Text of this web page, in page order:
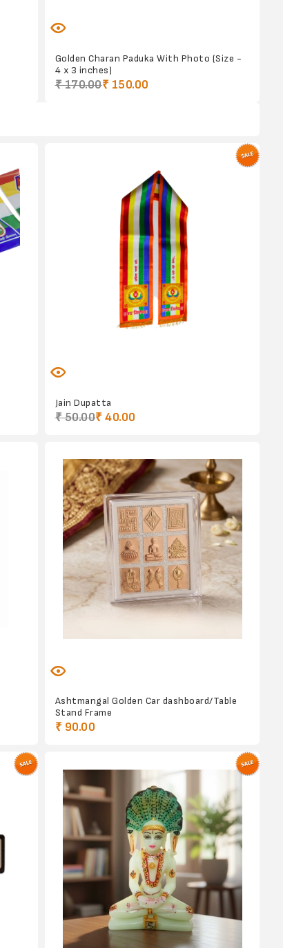
Golden Charan Paduka With Photo (Size -
4 x 3 inches)
₹ 170.00₹ 150.00
Jain Dupatta
₹ 50.00₹ 40.00
Ashtmangal Golden Car dashboard/Table
Stand Frame
₹ 90.00